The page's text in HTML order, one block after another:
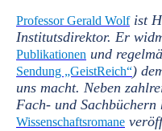
Professor Gerald Wolfist
Institutsdirektor. Er
Publikationen und
Sendung „GeistReich“)
uns macht. Neben
Fach- und Sachbüchern
Wissenschaftsromane